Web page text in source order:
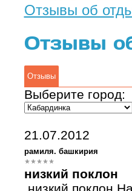
Отзывы об
Отзывы
Отзывы
Выберите город:
21.07.2012
рамиля. башкирия
низкий поклон